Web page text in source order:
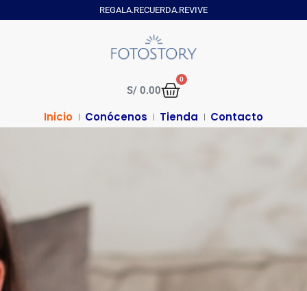
REGALA.RECUERDA.REVIVE
S/ 0.00
0
Inicio Conócenos Tienda Contacto